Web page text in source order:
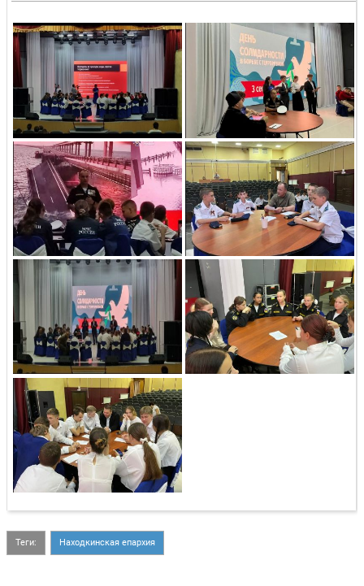
Теги: Находкинская епархия